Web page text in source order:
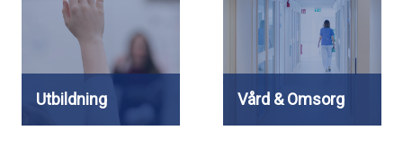
Utbildning Vård & Omsorg